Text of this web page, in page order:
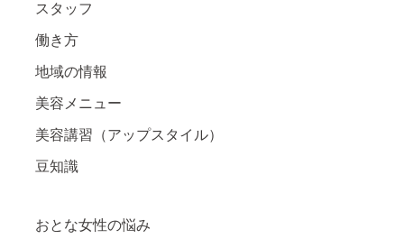
スタッフ
働き方
地域の情報
美容メニュー
美容講習（アップスタイル）
豆知識
おとな女性の悩み